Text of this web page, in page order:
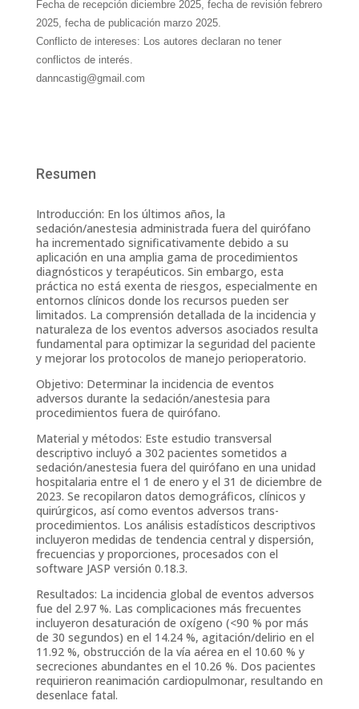
Fecha de recepción diciembre 2025, fecha de revisión febrero
2025, fecha de publicación marzo 2025.
Conflicto de intereses: Los autores declaran no tener
conflictos de interés.
danncastig@gmail.com
Resumen
Introducción: En los últimos años, la
sedación/anestesia administrada fuera del quirófano
ha incrementado significativamente debido a su
aplicación en una amplia gama de procedimientos
diagnósticos y terapéuticos. Sin embargo, esta
práctica no está exenta de riesgos, especialmente en
entornos clínicos donde los recursos pueden ser
limitados. La comprensión detallada de la incidencia y
naturaleza de los eventos adversos asociados resulta
fundamental para optimizar la seguridad del paciente
y mejorar los protocolos de manejo perioperatorio.
Objetivo: Determinar la incidencia de eventos
adversos durante la sedación/anestesia para
procedimientos fuera de quirófano.
Material y métodos: Este estudio transversal
descriptivo incluyó a 302 pacientes sometidos a
sedación/anestesia fuera del quirófano en una unidad
hospitalaria entre el 1 de enero y el 31 de diciembre de
2023. Se recopilaron datos demográficos, clínicos y
quirúrgicos, así como eventos adversos trans-
procedimientos. Los análisis estadísticos descriptivos
incluyeron medidas de tendencia central y dispersión,
frecuencias y proporciones, procesados con el
software JASP versión 0.18.3.
Resultados: La incidencia global de eventos adversos
fue del 2.97 %. Las complicaciones más frecuentes
incluyeron desaturación de oxígeno (<90 % por más
de 30 segundos) en el 14.24 %, agitación/delirio en el
11.92 %, obstrucción de la vía aérea en el 10.60 % y
secreciones abundantes en el 10.26 %. Dos pacientes
requirieron reanimación cardiopulmonar, resultando en
desenlace fatal.